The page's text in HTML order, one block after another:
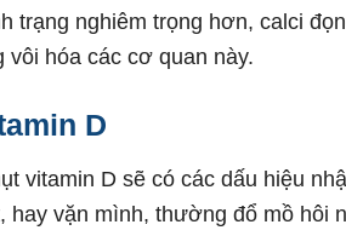
trạng nghiêm trọng hơn, calci
hóa các cơ quan này.
D
vitamin D sẽ có các dấu hiệu
hay vặn mình, thường đổ mồ hôi